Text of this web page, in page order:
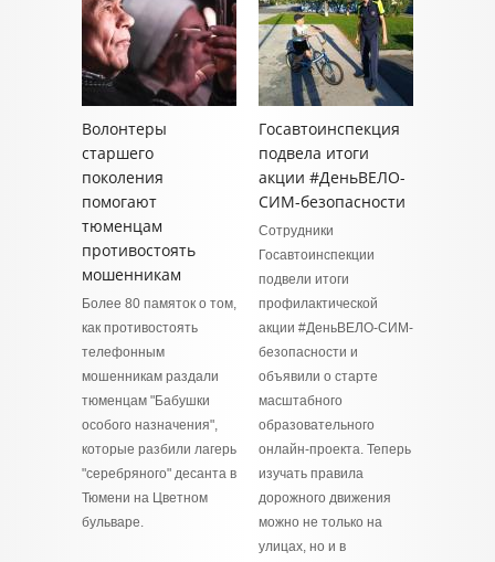
Волонтеры
старшего
поколения
помогают
тюменцам
противостоять
мошенникам
Более 80 памяток о том,
как противостоять
телефонным
мошенникам раздали
тюменцам "Бабушки
особого назначения",
которые разбили лагерь
"серебряного" десанта в
Тюмени на Цветном
бульваре.
Госавтоинспекция
подвела итоги
акции #ДеньВЕЛО-
СИМ-безопасности
Сотрудники
Госавтоинспекции
подвели итоги
профилактической
акции #ДеньВЕЛО-СИМ-
безопасности и
объявили о старте
масштабного
образовательного
онлайн-проекта. Теперь
изучать правила
дорожного движения
можно не только на
улицах, но и в